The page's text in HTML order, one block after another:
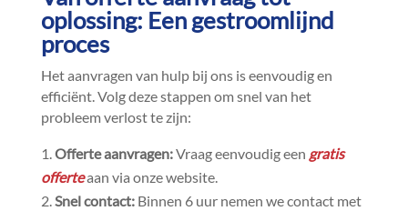
oplossing: Een gestroomlijnd
proces
Het aanvragen van hulp bij ons is eenvoudig en
efficiënt.​ Volg deze stappen om snel van het
probleem verlost te zijn:
Offerte aanvragen:Vraag eenvoudig een gratis
offerteaan via onze website.​
Snel contact:Binnen 6 uur nemen we contact met